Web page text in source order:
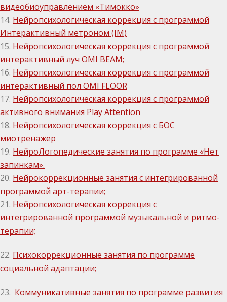
видеобиоуправлением «Тимокко»
14. Нейропсихологическая коррекция с программой
Интерактивный метроном (IM)
15. Нейропсихологическая коррекция с программой
интерактивный луч OMI BEAM;
16. Нейропсихологическая коррекция с программой
интерактивный пол OMI FLOOR
17. Нейропсихологическая коррекция с программой
активного внимания Play Attention
18. Нейропсихологическая коррекция с БОС
миотренажер
19. НейроЛогопедические занятия по программе «Нет
запинкам».
20. Нейрокоррекционные занятия с интегрированной
программой арт-терапии;
21. Нейропсихологическая коррекция с
интегрированной программой музыкальной и ритмо-
терапии;
22. Психокоррекционные занятия по программе
социальной адаптации;
23. Коммуникативные занятия по программе развития